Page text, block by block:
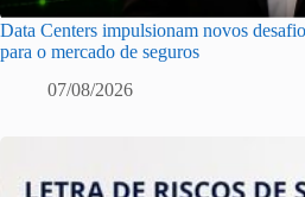
Data Centers impulsionam novos
para o mercado de seguros
07/08/2026